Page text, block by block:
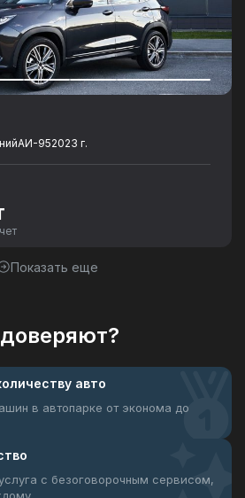
АИ-952023 г.
Показать еще
авто
в автопарке от эконома до
с безоговорочным сервисом,